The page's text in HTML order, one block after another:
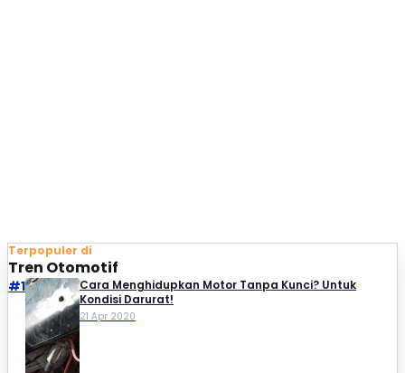
Terpopuler di
Tren Otomotif
#1
Cara Menghidupkan Motor Tanpa Kunci? Untuk
Kondisi Darurat!
21 Apr 2020